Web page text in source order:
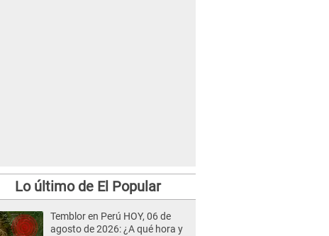
Lo último de El Popular
Temblor en Perú HOY, 06 de
agosto de 2026: ¿A qué hora y